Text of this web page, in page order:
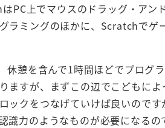
PC上でマウスのドラッグ・アン
ラミングのほかに、Scratchでゲ
憩を含んで1時間ほどでプログ
すが、まずこの辺でこどもによ
ックをつなげていけば良いので
力のようなものが必要になるの